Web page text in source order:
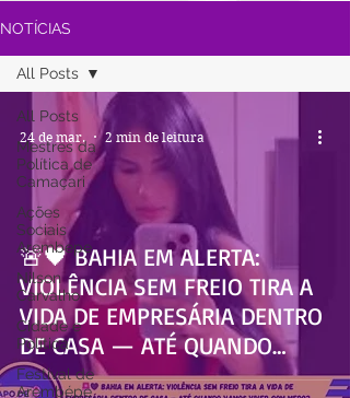
NOTÍCIAS
All Posts
Mestres da
Política de
Camaçari
Ações
Sociais
Arembepe
Nilson
Carvalho
Cidade e
Política
Festival de
Arembépe
All Posts
🚨🖤 BAHIA EM ALERTA:
VIOLÊNCIA SEM FREIO TIRA A
VIDA DE EMPRESÁRIA DENTRO
DE CASA — ATÉ QUANDO
VAMOS VIVER COM MEDO?
24 de mar. 2 min de leitura